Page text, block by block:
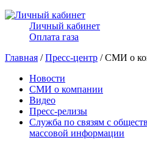
Личный кабинет
Оплата газа
Главная /Пресс-центр / СМИ о
Новости
СМИ о компании
Видео
Пресс-релизы
Служба по связям с
массовой информации